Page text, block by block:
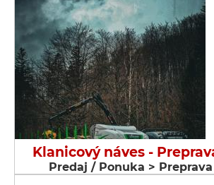
Klanicový náves -
Predaj / Ponuka >